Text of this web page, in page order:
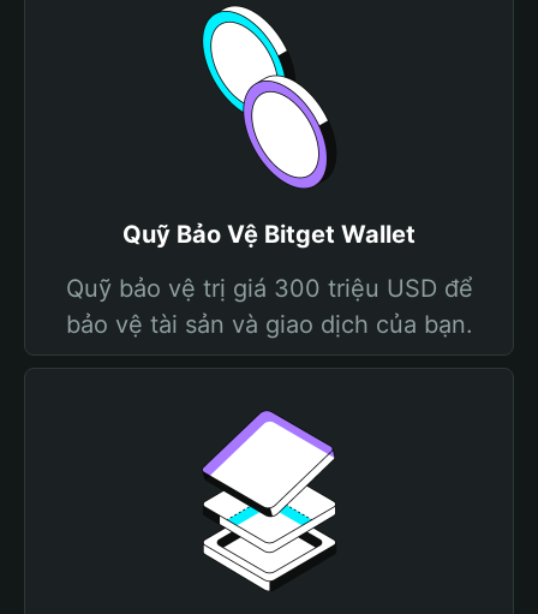
Quỹ Bảo Vệ Bitget Wallet
Quỹ bảo vệ trị giá 300 triệu USD để
bảo vệ tài sản và giao dịch của bạn.